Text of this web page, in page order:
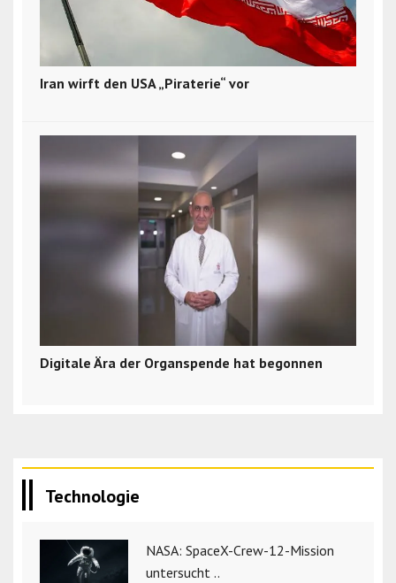
Iran wirft den USA „Piraterie“ vor
Digitale Ära der Organspende hat begonnen
Technologie
NASA: SpaceX-Crew-12-Mission
untersucht ..